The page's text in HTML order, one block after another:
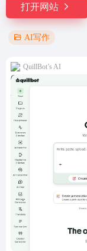
打开网站
AI写作
QuillBot’s AI